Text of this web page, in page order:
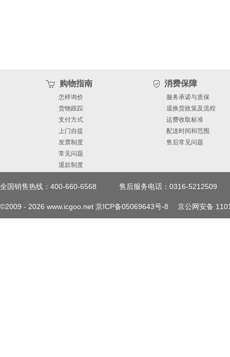
购物指南
怎样询价
货物跟踪
支付方式
上门自提
发票制度
常见问题
退款制度
消费保障
服务承诺与质保
退换货政策及流程
运费收取标准
配送时间和范围
售后常见问题
全国销售热线：400-660-6568 售后服务电话：0316-5212509
©2009 - 2026 www.icgoo.net 京ICP备05069643号-8 京公网安备